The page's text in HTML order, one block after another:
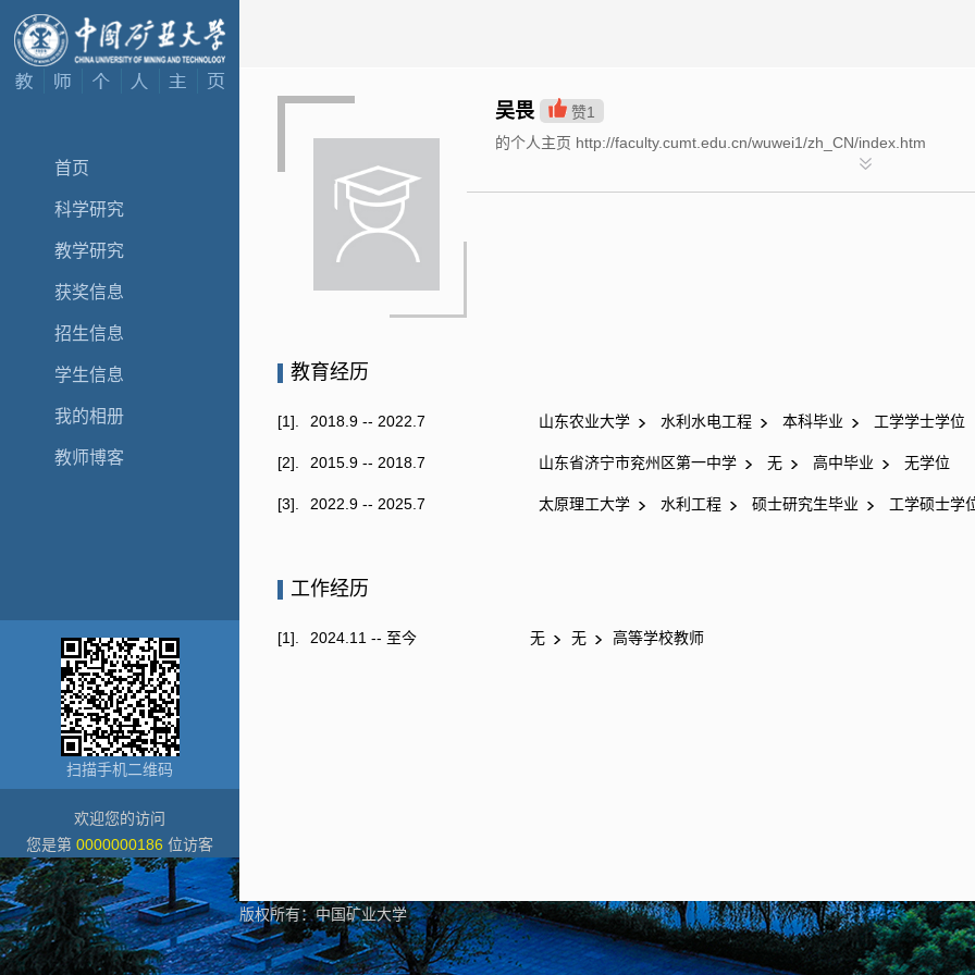
首页
科学研究
教学研究
获奖信息
招生信息
学生信息
我的相册
教师博客
扫描手机二维码
欢迎您的访问
您是第 0000000186 位访客
吴畏 赞1
的个人主页 http://faculty.cumt.edu.cn/wuwei1/zh_CN/index.htm
教育经历
[1]. 2018.9 -- 2022.7 山东农业大学 水利水电工程 本科毕业 工学学士学位
[2]. 2015.9 -- 2018.7 山东省济宁市兖州区第一中学 无 高中毕业 无学位
[3]. 2022.9 -- 2025.7 太原理工大学 水利工程 硕士研究生毕业 工学硕士学
工作经历
[1]. 2024.11 -- 至今 无 无 高等学校教师
版权所有：中国矿业大学